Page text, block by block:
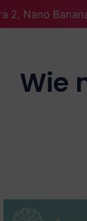
2, Nano
Wie